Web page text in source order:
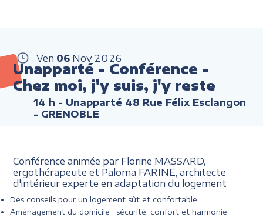
Ven 06 Nov 2026
Unapparté - Conférence -
Chez moi, j'y suis, j'y reste
14 h - Unapparté 48 Rue Félix Esclangon
- GRENOBLE
Conférence animée par Florine MASSARD,
ergothérapeute et Paloma FARINE, architecte
d'intérieur experte en adaptation du logement
Des conseils pour un logement sût et confortable
Aménagement du domicile : sécurité, confort et harmonie